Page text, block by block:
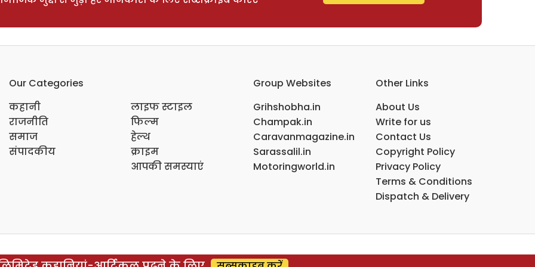
Our Categories
कहानी
राजनीति
समाज
संपादकीय
लाइफ स्टाइल
फिल्म
हेल्थ
क्राइम
आपकी समस्याएं
Group Websites
Grihshobha.in
Champak.in
Caravanmagazine.in
Sarassalil.in
Motoringworld.in
Other Links
About Us
Write for us
Contact Us
Copyright Policy
Privacy Policy
Terms & Conditions
Dispatch & Delivery